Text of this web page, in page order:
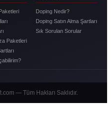
Paketleri
Doping Nedir?
Doping Satın Alma Şartları
Sık Sorulan Sorular
— Tüm Hakları Saklıdır.